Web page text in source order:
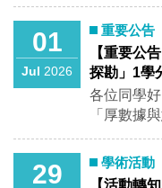
who has
Lama.
this talk
has
what it signals for
片競賽
01
Jul 2026
重要公告
【重要公
探勘」1學
各位同學好， 本所黃韋豪老師將於暑
「厚數據
件。 有意願者請於7/23前填寫google表單登
記，謝謝！ 1.課程名稱/學分數：厚數據與
29
學術活動
【活動轉